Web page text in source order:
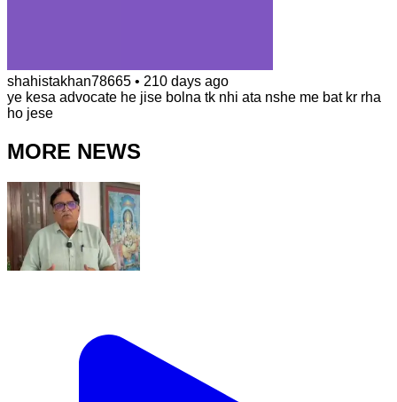
shahistakhan78665 • 210 days ago
ye kesa advocate he jise bolna tk nhi ata nshe me bat kr rha
ho jese
MORE NEWS